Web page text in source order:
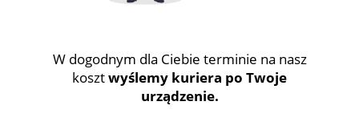
W dogodnym dla Ciebie terminie na nasz
kosztwyślemy kuriera po Twoje
urządzenie.